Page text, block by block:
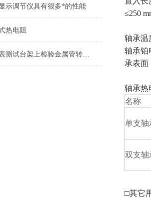
示调节仪具有很多*的性能
热电阻
在仪表测试台架上检验金属管转子流量计
≤250
轴承温
轴承铂
承表面
轴承热
名称
单支轴
双支轴
□其它